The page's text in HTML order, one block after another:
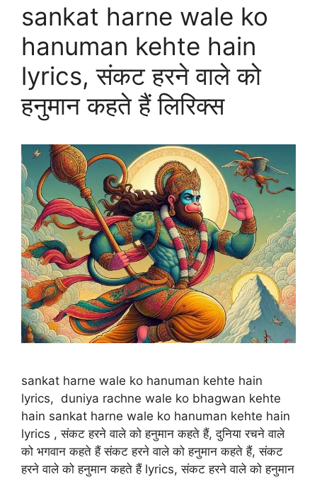
sankat harne wale ko
hanuman kehte hain
lyrics, संकट हरने वाले को
हनुमान कहते हैं लिरिक्स
sankat harne wale ko hanuman kehte hain
lyrics, duniya rachne wale ko bhagwan kehte
hain sankat harne wale ko hanuman kehte hain
lyrics , संकट हरने वाले को हनुमान कहते हैं, दुनिया रचने वाले
को भगवान कहते हैं संकट हरने वाले को हनुमान कहते हैं, संकट
हरने वाले को हनुमान कहते हैं lyrics, संकट हरने वाले को हनुमान